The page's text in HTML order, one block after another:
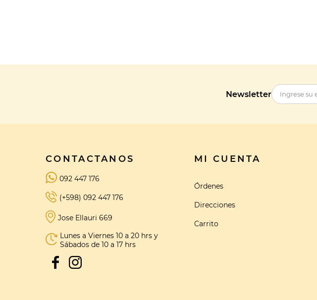
Newsletter
CONTACTANOS
092 447 176
(+598) 092 447 176
Jose Ellauri 669
Lunes a Viernes 10 a 20 hrs y
Sábados de 10 a 17 hrs
MI CUENTA
Órdenes
Direcciones
Carrito